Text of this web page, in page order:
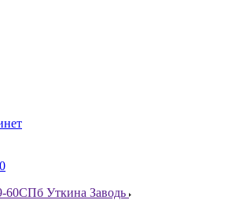
0
60СПб Уткина Заводь